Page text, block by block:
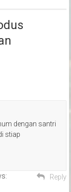
dengan santri
stiap
Reply